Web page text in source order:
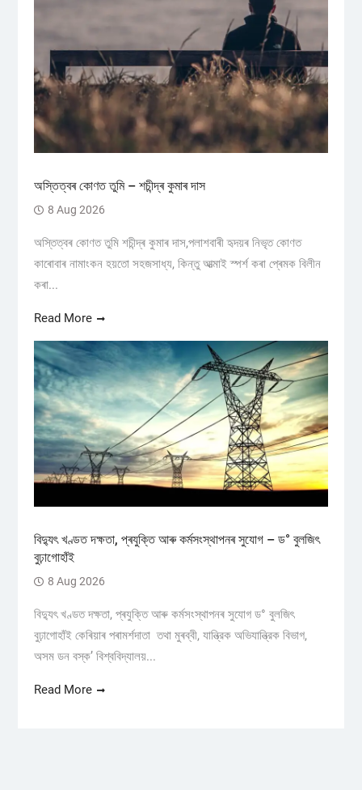
অস্তিত্বৰ কোণত তুমি – শচীন্দ্ৰ কুমাৰ দাস
8 Aug 2026
অস্তিত্বৰ কোণত তুমি শচীন্দ্ৰ কুমাৰ দাস,পলাশবাৰী হৃদয়ৰ নিভৃত কোণত
কাৰোবাৰ নামাংকন হয়তো সহজসাধ্য, কিন্তু আত্মাই স্পৰ্শ কৰা প্ৰেমক বিলীন
কৰা...
Read More
বিদ্যুৎ খণ্ডত দক্ষতা, প্ৰযুক্তি আৰু কৰ্মসংস্থাপনৰ সুযোগ – ড° বুলজিৎ
বুঢ়াগোহাঁই
8 Aug 2026
বিদ্যুৎ খণ্ডত দক্ষতা, প্ৰযুক্তি আৰু কৰ্মসংস্থাপনৰ সুযোগ ড° বুলজিৎ
বুঢ়াগোহাঁই কেৰিয়াৰ পৰামৰ্শদাতা তথা মুৰব্বী, যান্ত্রিক অভিযান্ত্রিক বিভাগ,
অসম ডন বস্ক’ বিশ্ববিদ্যালয়...
Read More